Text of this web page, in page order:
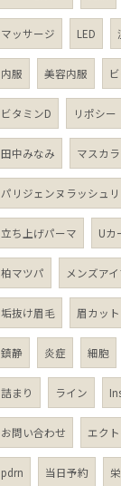
マッサージ LED
内服 美容内服
ビタミンD リポシー
田中みなみ マスカラ
パリジェンヌラッシュ
立ち上げパーマ Uカ
柏マツパ メンズア
垢抜け眉毛 眉カット
鎮静 炎症 細胞
詰まり ライン
お問い合わせ エク
pdrn 当日予約